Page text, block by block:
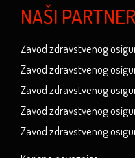
NAŠI
Zavod zdravstvenog
Zavod zdravstvenog
Zavod zdravstvenog
Zavod zdravstvenog
Zavod zdravstvenog